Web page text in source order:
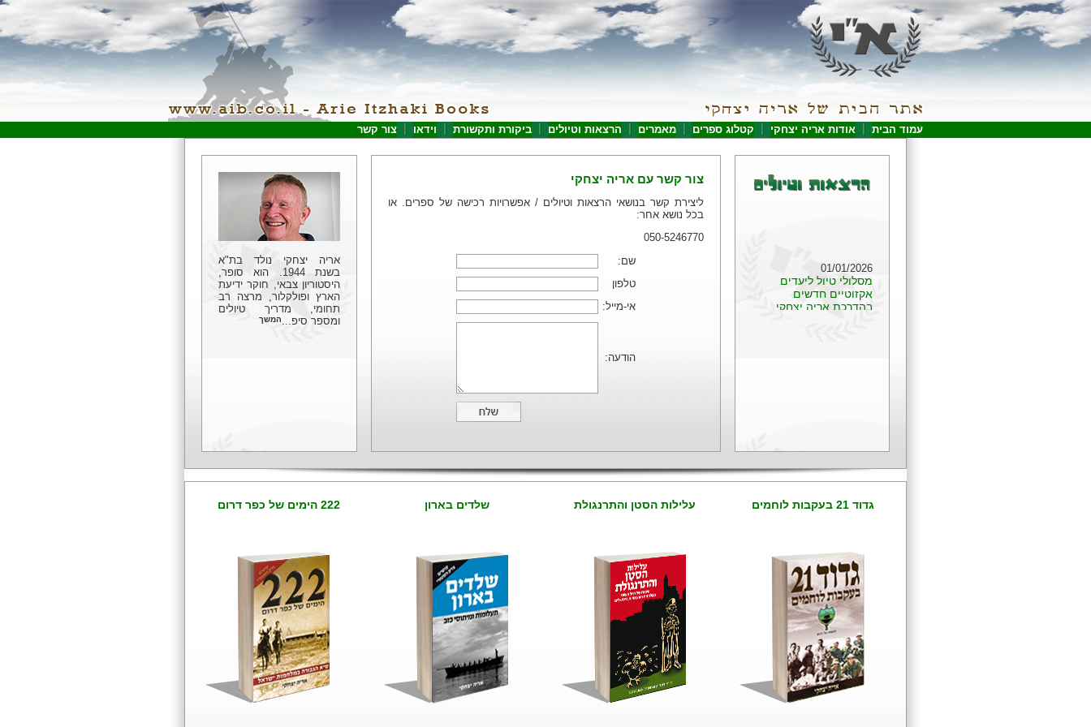
עמוד הבית אודות אריה יצחקי קטלוג ספרים מאמרים הרצאות וטיולים ביקורת ותקשורת וידאו צור קשר
01/01/2026
מסלולי טיול ליעדים
אקזוטיים חדשים
בהדרכת אריה יצחקי
אירופה: ותיקן, סן מרינו,
פרטים 0505246770
01/01/2026
נפתח הרישום למגוון
עשרות הרצאות ומסלולי
טיול בנושאי מלחמת
העצמאות, הקמת צה"ל
והקמת מדינת ישראל בדגש
על מלחמת חרבות ברזל
2023 - 2025 על ידי אחד
מטובי המומחים - אריה
יצחקי. פרטים 0505246770
צור קשר עם אריה יצחקי
ליצירת קשר בנושאי הרצאות וטיולים / אפשרויות רכישה של ספרים. או
בכל נושא אחר:
050-5246770
שם:
טלפון
אי-מייל:
הודעה:
אריה יצחקי נולד בת"א
בשנת 1944. הוא סופר,
היסטוריון צבאי, חוקר ידיעת
הארץ ופולקלור, מרצה רב
תחומי, מדריך טיולים
ומספר סיפ...המשך
גדוד 21 בעקבות לוחמים עלילות הסטן והתרנגולת שלדים בארון 222 הימים של כפר דרום